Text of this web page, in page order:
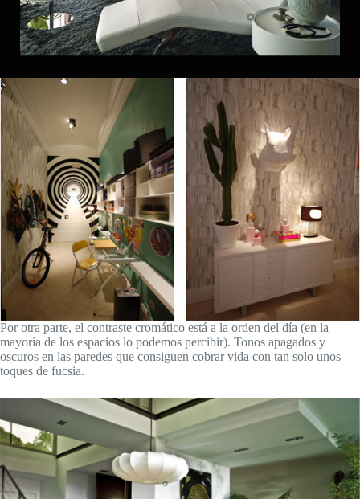
Por otra parte, el contraste cromático está a la orden del día (en la
mayoría de los espacios lo podemos percibir). Tonos apagados y
oscuros en las paredes que consiguen cobrar vida con tan solo unos
toques de fucsia.